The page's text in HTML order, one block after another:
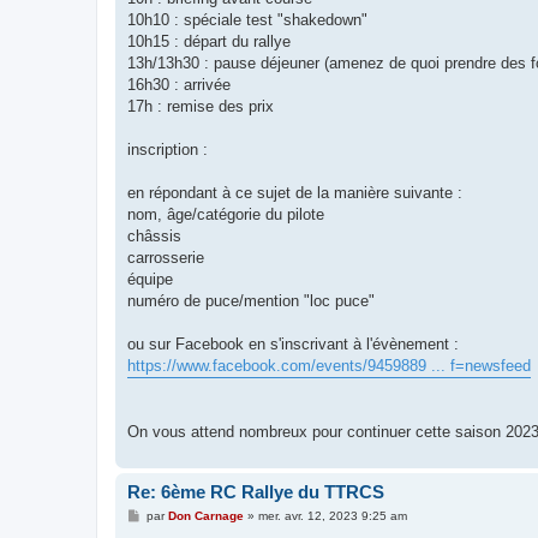
10h10 : spéciale test "shakedown"
10h15 : départ du rallye
13h/13h30 : pause déjeuner (amenez de quoi prendre des
16h30 : arrivée
17h : remise des prix
inscription :
en répondant à ce sujet de la manière suivante :
nom, âge/catégorie du pilote
châssis
carrosserie
équipe
numéro de puce/mention "loc puce"
ou sur Facebook en s'inscrivant à l'évènement :
https://www.facebook.com/events/9459889 ... f=newsfeed
On vous attend nombreux pour continuer cette saison 2023
Re: 6ème RC Rallye du TTRCS
MparDon Carnage» mer. avr. 12, 2023 9:25 am